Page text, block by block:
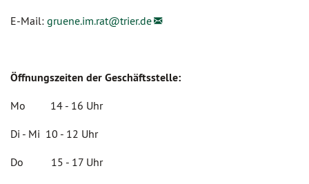
E-Mail: gruene.im.rat@trier.de
Öffnungszeiten der Geschäftsstelle:
Mo 14 - 16 Uhr
Di - Mi 10 - 12 Uhr
Do 15 - 17 Uhr